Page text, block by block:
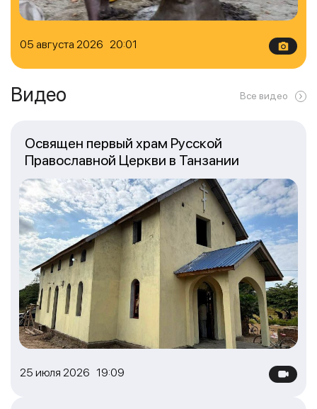
05 августа 2026 20:01
Видео Все видео
25 июля 2026 19:09
Освящен первый храм Русской
Православной Церкви в Танзании